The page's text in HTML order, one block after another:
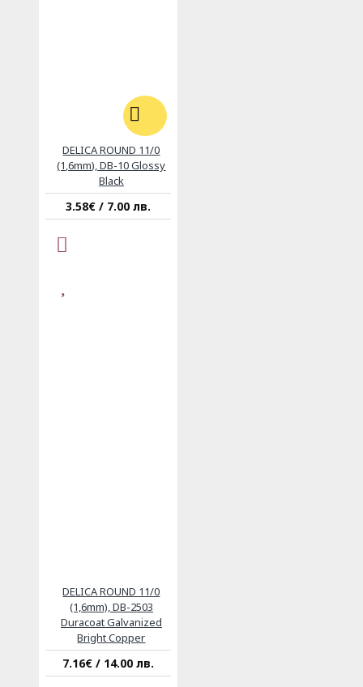
DELICA ROUND 11/0
(1,6mm), DB-10 Glossy
Black
3.58€ / 7.00 лв.
DELICA ROUND 11/0
(1,6mm), DB-2503
Duracoat Galvanized
Bright Copper
7.16€ / 14.00 лв.